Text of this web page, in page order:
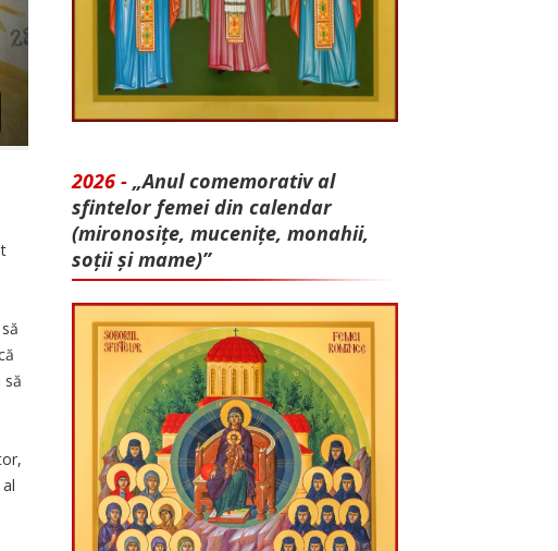
să
2026 - „Anul comemorativ al
sfintelor femei din calendar
(mironosițe, mu­cenițe, monahii,
soții și mame)”